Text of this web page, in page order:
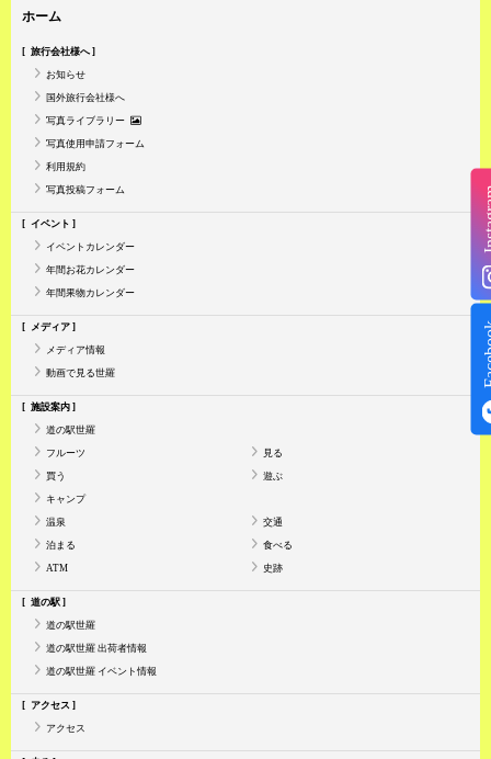
ホーム
旅行会社様へ
お知らせ
国外旅行会社様へ
写真ライブラリー
写真使用申請フォーム
利用規約
写真投稿フォーム
イベント
イベントカレンダー
年間お花カレンダー
年間果物カレンダー
メディア
メディア情報
動画で見る世羅
施設案内
道の駅世羅
フルーツ 見る
買う 遊ぶ
キャンプ
温泉 交通
泊まる 食べる
ATM 史跡
道の駅
道の駅世羅
道の駅世羅 出荷者情報
道の駅世羅 イベント情報
アクセス
アクセス